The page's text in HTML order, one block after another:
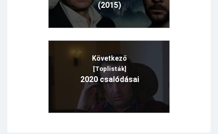
(2015)
Következő
[Toplisták]
2020 csalódásai